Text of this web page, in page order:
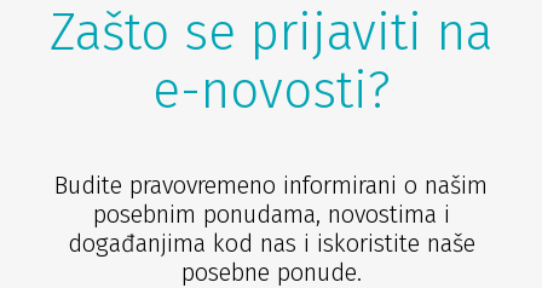
Zašto se prijaviti na
e-novosti?
Budite pravovremeno informirani o našim
posebnim ponudama, novostima i
događanjima kod nas i iskoristite naše
posebne ponude.